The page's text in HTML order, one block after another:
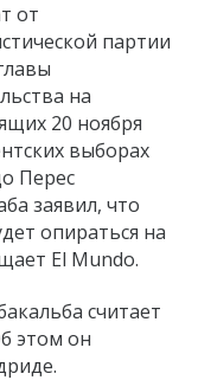
от
партии
на
20 ноября
выборах
Перес
заявил, что
опираться на
El Mundo.
считает
этом он